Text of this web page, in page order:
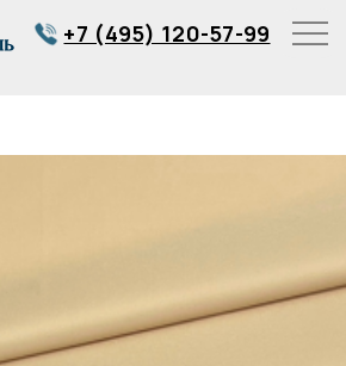
+7 (495) 120-57-99